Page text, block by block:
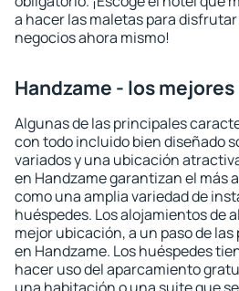
a hacer las maletas para
negocios ahora mismo!
Handzame - los
Algunas de las principales
con todo incluido bien diseñado
variados y una ubicación
en Handzame garantizan el más
como una amplia variedad de
huéspedes. Los alojamientos de
mejor ubicación, a un paso de
en Handzame. Los huéspedes
hacer uso del aparcamiento